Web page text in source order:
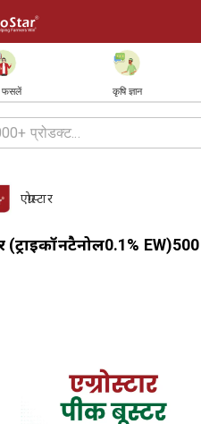
फसलें कृषि ज्ञान
एग्रोस्टार
(ट्राईकॉनटैनोल0.1%